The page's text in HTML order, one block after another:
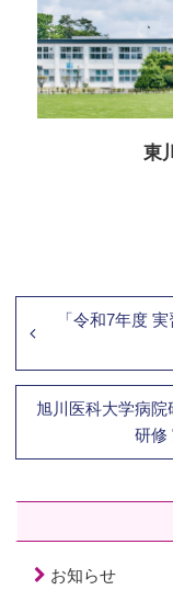
東
「令和7年度
旭川医科大学病
研修
お知らせ